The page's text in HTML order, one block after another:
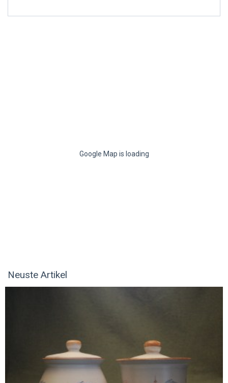
Google Map is loading
Neuste Artikel